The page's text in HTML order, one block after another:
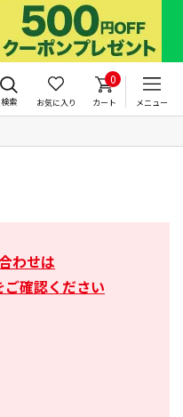
検索 お気に入り
0
カート メニュー
わせは
ご確認ください